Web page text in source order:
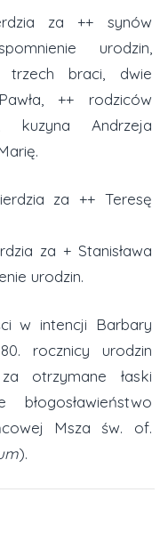
za ++ synów
urodzin,
trzech braci, dwie
++ rodziców
Andrzeja
za ++ Teresę
za + Stanisława
urodzin.
w intencji Barbary
rocznicy urodzin
otrzymane łaski
Msza św. of.
).